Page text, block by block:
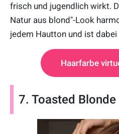
frisch und jugendlich wirkt.
Natur aus blond"-Look
jedem Hautton und ist
Haarfarbe
7. Toasted Blonde